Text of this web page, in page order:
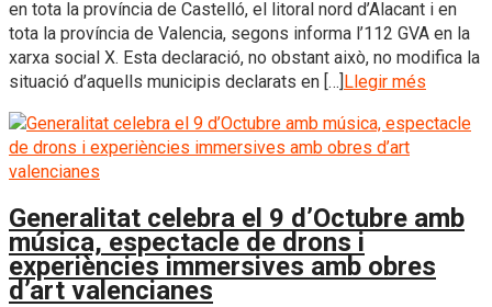
en tota la província de Castelló, el litoral nord d’Alacant i en
tota la província de Valencia, segons informa l’112 GVA en la
xarxa social X. Esta declaració, no obstant això, no modifica la
situació d’aquells municipis declarats en […]Llegir més
Generalitat celebra el 9 d’Octubre amb
música, espectacle de drons i
experiències immersives amb obres
d’art valencianes